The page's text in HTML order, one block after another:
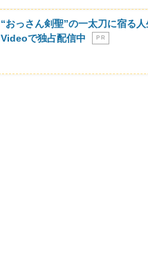
“おっさん剣聖”の一太刀に宿る
Videoで独占配信中
P R